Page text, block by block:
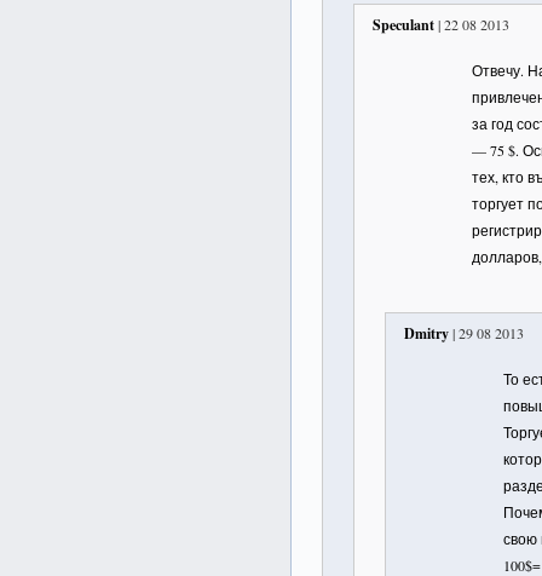
Speculant| 22 08 2013
Отвечу.
за год
— 75 $.
тех, кто
торгует
Dmitry| 29 08 2013
То
свою